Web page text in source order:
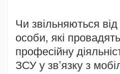
Чи звільняються
особи, які
професійну
ЗСУ у зв’язку з